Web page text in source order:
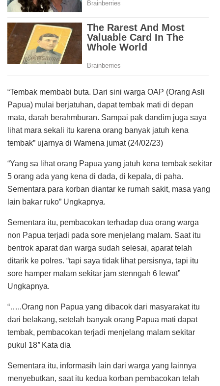
“Tembak membabi buta. Dari sini warga OAP (Orang Asli
Papua) mulai berjatuhan, dapat tembak mati di depan
mata, darah berahmburan. Sampai pak dandim juga saya
lihat mara sekali itu karena orang banyak jatuh kena
tembak” ujarnya di Wamena jumat (24/02/23)
“Yang sa lihat orang Papua yang jatuh kena tembak sekitar
5 orang ada yang kena di dada, di kepala, di paha.
Sementara para korban diantar ke rumah sakit, masa yang
lain bakar ruko” Ungkapnya.
Sementara itu, pembacokan terhadap dua orang warga
non Papua terjadi pada sore menjelang malam. Saat itu
bentrok aparat dan warga sudah selesai, aparat telah
ditarik ke polres. “tapi saya tidak lihat persisnya, tapi itu
sore hamper malam sekitar jam stenngah 6 lewat”
Ungkapnya.
“…..Orang non Papua yang dibacok dari masyarakat itu
dari belakang, setelah banyak orang Papua mati dapat
tembak, pembacokan terjadi menjelang malam sekitar
pukul 18”Kata dia
Sementara itu, informasih lain dari warga yang lainnya
menyebutkan, saat itu kedua korban pembacokan telah